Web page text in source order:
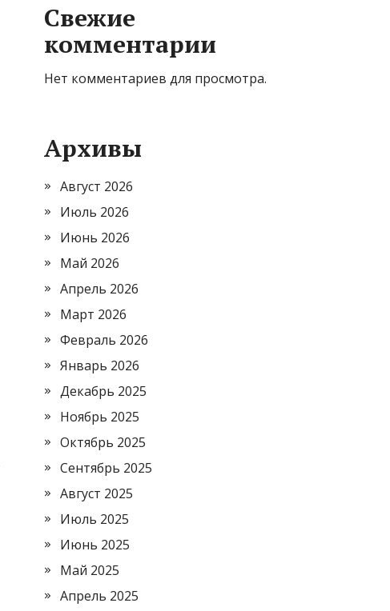
Свежие
комментарии
Нет комментариев для просмотра.
Архивы
Август 2026
Июль 2026
Июнь 2026
Май 2026
Апрель 2026
Март 2026
Февраль 2026
Январь 2026
Декабрь 2025
Ноябрь 2025
Октябрь 2025
Сентябрь 2025
Август 2025
Июль 2025
Июнь 2025
Май 2025
Апрель 2025